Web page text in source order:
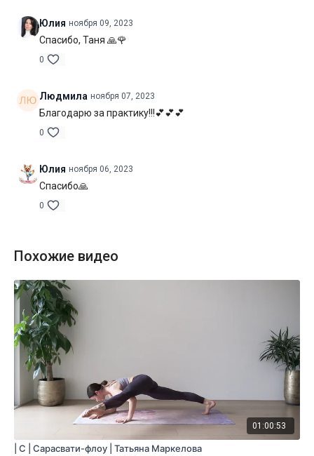
Юлия ноября 09, 2023
Спасибо, Таня 🙏🌹
0
Людмила ноября 07, 2023
Благодарю за практику!!!💕💕💕
0
Юлия ноября 06, 2023
Спасибо🙏
0
Похожие видео
01:00:53
| C | Сарасвати-флоу | Татьяна Маркелова